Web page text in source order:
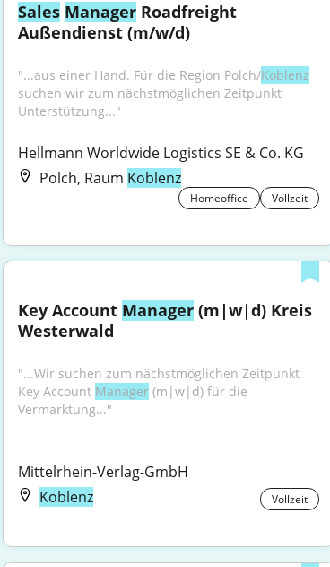
Sales Manager Roadfreight
Außendienst (m/w/d)
"...aus einer Hand. Für die Region Polch/Koblenz
suchen wir zum nächstmöglichen Zeitpunkt
Unterstützung..."
Hellmann Worldwide Logistics SE & Co. KG
Polch, Raum Koblenz
Homeoffice Vollzeit
Key Account Manager (m|w|d) Kreis
Westerwald
"...Wir suchen zum nächstmöglichen Zeitpunkt
Key Account Manager (m|w|d) für die
Vermarktung..."
Mittelrhein-Verlag-GmbH
Koblenz
Vollzeit